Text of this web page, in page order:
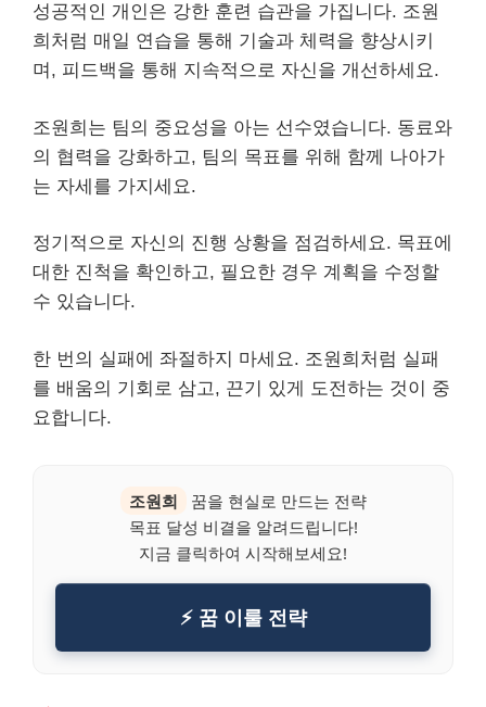
성공적인 개인은 강한 훈련 습관을 가집니다. 조원
희처럼 매일 연습을 통해 기술과 체력을 향상시키
며, 피드백을 통해 지속적으로 자신을 개선하세요.
조원희는 팀의 중요성을 아는 선수였습니다. 동료와
의 협력을 강화하고, 팀의 목표를 위해 함께 나아가
는 자세를 가지세요.
정기적으로 자신의 진행 상황을 점검하세요. 목표에
대한 진척을 확인하고, 필요한 경우 계획을 수정할
수 있습니다.
한 번의 실패에 좌절하지 마세요. 조원희처럼 실패
를 배움의 기회로 삼고, 끈기 있게 도전하는 것이 중
요합니다.
조원희
꿈을 현실로 만드는 전략
목표 달성 비결을 알려드립니다!
지금 클릭하여 시작해보세요!
⚡ 꿈 이룰 전략